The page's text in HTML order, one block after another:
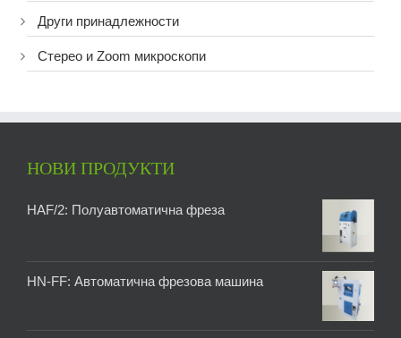
Други принадлежности
Стерео и Zoom микроскопи
НОВИ ПРОДУКТИ
HAF/2: Полуавтоматична фреза
HN-FF: Автоматична фрезова машина